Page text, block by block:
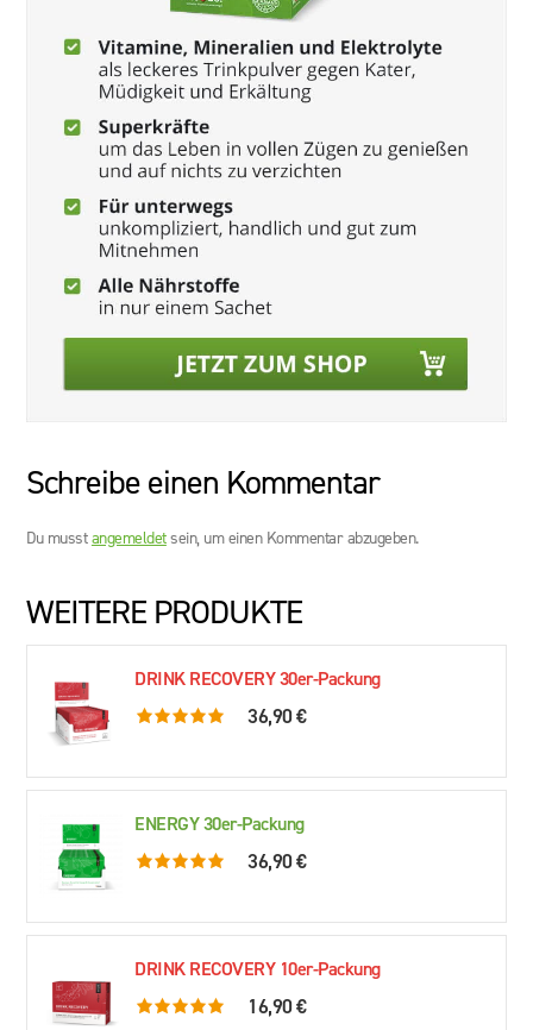
Schreibe einen Kommentar
Du musstangemeldetsein, um einen Kommentar abzugeben.
WEITERE PRODUKTE
DRINK RECOVERY 30er-Packung
5,0 rating based on 76 ratings
36,90 €
ENERGY 30er-Packung
5,0 rating based on 61 ratings
36,90 €
DRINK RECOVERY 10er-Packung
5,0 rating based on 79 ratings
16,90 €